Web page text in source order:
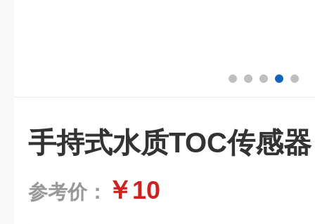
手持式水质TOC传感器
参考价： ￥10